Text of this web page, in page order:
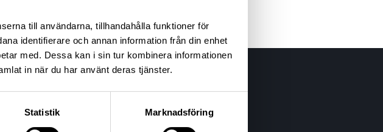
till användarna, tillhandahålla funktioner för
identifierare och annan information från din enhet
med. Dessa kan i sin tur kombinera informationen
in när du har använt deras tjänster.
Statistik Marknadsföring